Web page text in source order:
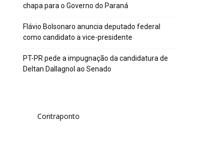
chapa para o Governo do Paraná
Flávio Bolsonaro anuncia deputado federal
como candidato a vice-presidente
PT-PR pede a impugnação da candidatura de
Deltan Dallagnol ao Senado
Contraponto